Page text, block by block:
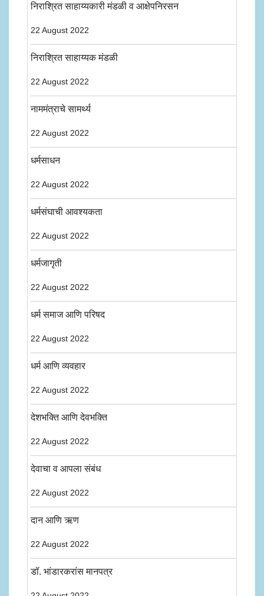
निराश्रित साहाय्यकारी मंडळी व आक्षेपनिरसन
22 August 2022
निराश्रित साहाय्यक मंडळी
22 August 2022
नाममंत्राचे सामर्थ्य
22 August 2022
धर्मसाधन
22 August 2022
धर्मसंघाची आवश्यकता
22 August 2022
धर्मजागृती
22 August 2022
धर्म समाज आणि परिषद
22 August 2022
धर्म आणि व्यवहार
22 August 2022
देशभक्ति आणि देवभक्ति
22 August 2022
देवाचा व आपला संबंध
22 August 2022
दान आणि ऋण
22 August 2022
डॉ. भांडारकरांस मानपत्र